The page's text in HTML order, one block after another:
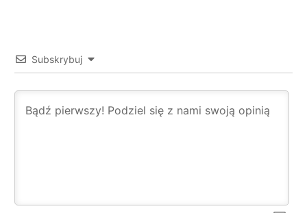
Subskrybuj